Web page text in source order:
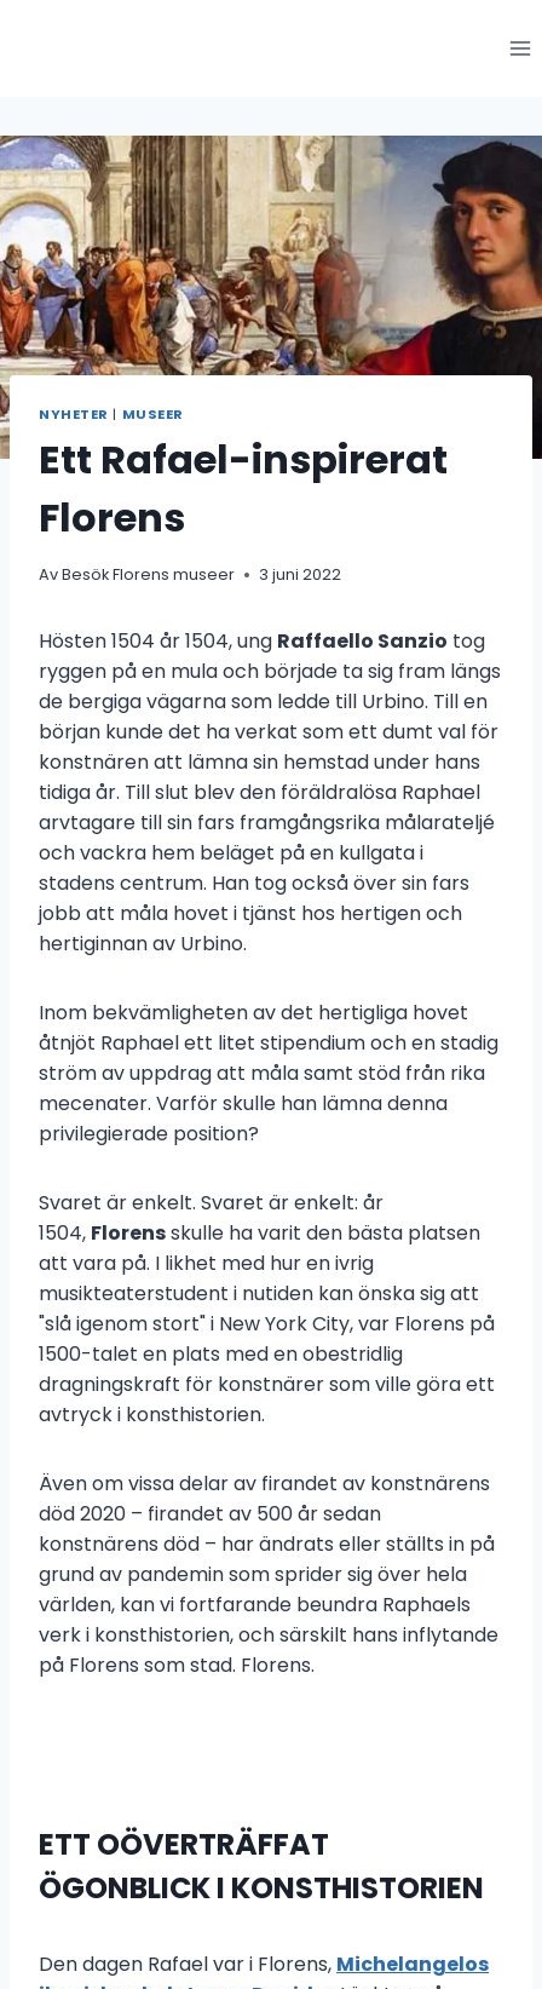
NYHETER | MUSEER
Ett Rafael-inspirerat
Florens
AvBesök Florens museer 3 juni 2022
Hösten 1504 år 1504, ung Raffaello Sanzio tog
ryggen på en mula och började ta sig fram längs
de bergiga vägarna som ledde till Urbino. Till en
början kunde det ha verkat som ett dumt val för
konstnären att lämna sin hemstad under hans
tidiga år. Till slut blev den föräldralösa Raphael
arvtagare till sin fars framgångsrika målarateljé
och vackra hem beläget på en kullgata i
stadens centrum. Han tog också över sin fars
jobb att måla hovet i tjänst hos hertigen och
hertiginnan av Urbino.
Inom bekvämligheten av det hertigliga hovet
åtnjöt Raphael ett litet stipendium och en stadig
ström av uppdrag att måla samt stöd från rika
mecenater. Varför skulle han lämna denna
privilegierade position?
Svaret är enkelt. Svaret är enkelt: år
1504, Florensskulle ha varit den bästa platsen
att vara på. I likhet med hur en ivrig
musikteaterstudent i nutiden kan önska sig att
"slå igenom stort" i New York City, var Florens på
1500-talet en plats med en obestridlig
dragningskraft för konstnärer som ville göra ett
avtryck i konsthistorien.
Även om vissa delar av firandet av konstnärens
död 2020 – firandet av 500 år sedan
konstnärens död – har ändrats eller ställts in på
grund av pandemin som sprider sig över hela
världen, kan vi fortfarande beundra Raphaels
verk i konsthistorien, och särskilt hans inflytande
på Florens som stad. Florens.
ETT OÖVERTRÄFFAT
ÖGONBLICK I KONSTHISTORIEN
Den dagen Rafael var i Florens, Michelangelos